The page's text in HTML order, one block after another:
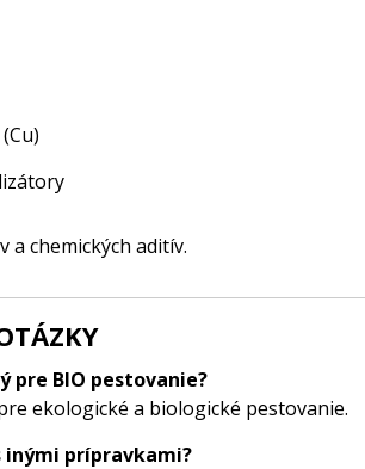
a chemických aditív.
pre BIO pestovanie?
ekologické a biologické pestovanie.
inými prípravkami?